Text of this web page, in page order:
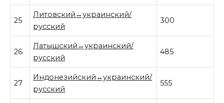
25
Литовский↔украинский/
русский
300
26
Латышский↔украинский/
русский
485
27
Индонезийский↔украинский/
русский
555